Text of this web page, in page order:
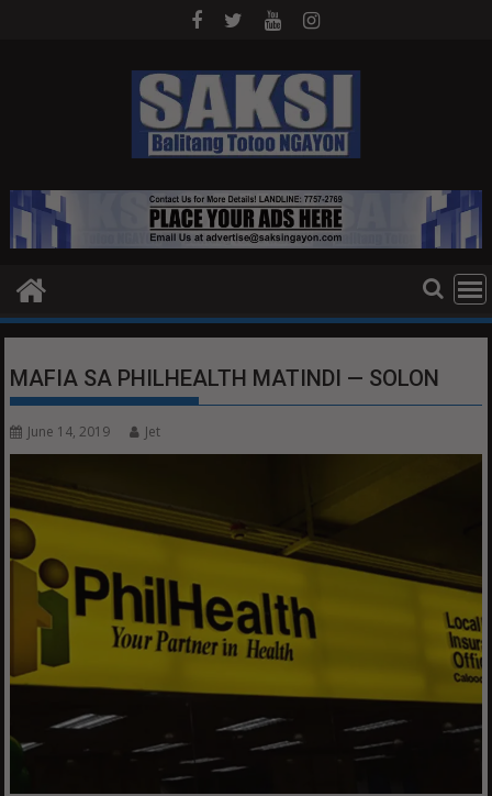
MAFIA SA PHILHEALTH MATINDI — SOLON
June 14, 2019 Jet